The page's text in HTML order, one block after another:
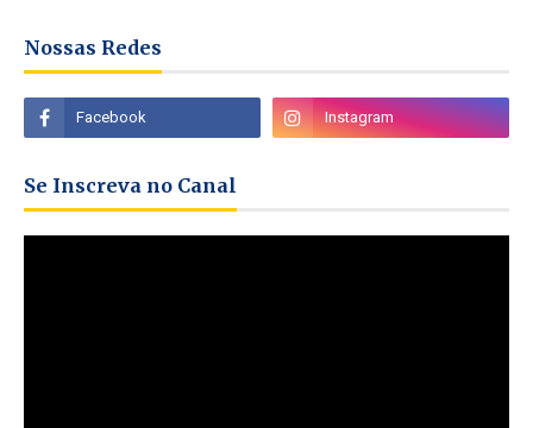
Nossas Redes
Se Inscreva no Canal